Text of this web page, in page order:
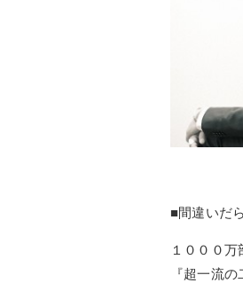
■間違いだ
１０００万
『超一流